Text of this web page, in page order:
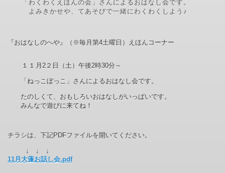
「わくわくえほんの会」さんによるおはなし会です。
よみきかせや、てあそびで一緒にわくわくしよう♪
『おはなしのへや』（※毎月第4土曜日）えほんコーナー
１１ 月 2２ 日（土）午後2時30分～
「ねっこぼっこ」さんによるおはなし会です。
たのしくて、おもしろいおはなしがいっぱいです。
みんなで遊びに来てね！
チラシは、下記PDFファイルを開いてください。
↓ ↓ ↓
11月大蓮お話し会.pdf